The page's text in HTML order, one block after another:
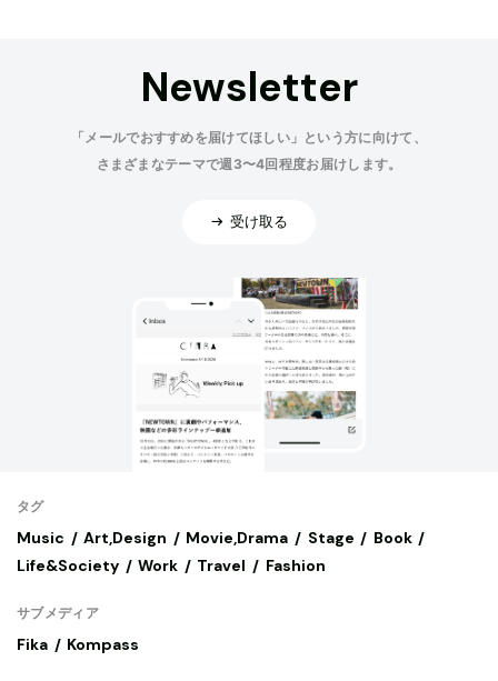
Newsletter
「メールでおすすめを届けてほしい」という方に向けて、
さまざまなテーマで週3〜4回程度お届けします。
受け取る
タグ
Music Art,Design Movie,Drama Stage
Book
Life&Society
Work Travel Fashion
サブメディア
Fika Kompass